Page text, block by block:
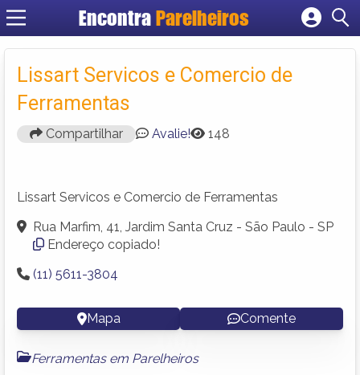
Encontra Parelheiros
Cadastrar empresa
Criar conta
Lissart Servicos e Comercio de
Ferramentas
Compartilhar Avalie! 148
Lissart Servicos e Comercio de Ferramentas
Rua Marfim, 41, Jardim Santa Cruz - São Paulo - SP
Endereço copiado!
(11) 5611-3804
Mapa Comente
Ferramentas em Parelheiros